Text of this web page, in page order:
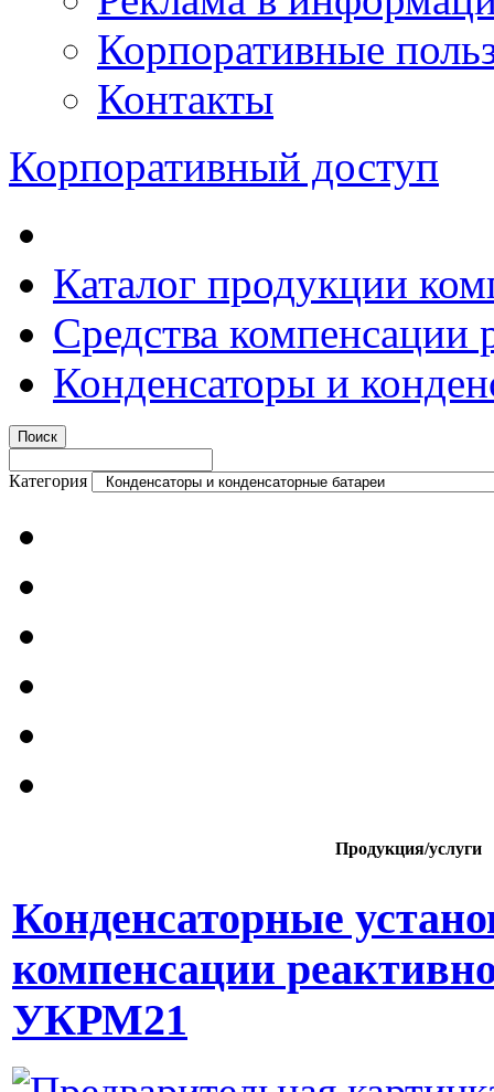
Корпоративные
Контакты
Корпоративный доступ
Каталог продукции
Средства
Конденсаторы и
Категория
Продукция/услуги
Конденсаторные
компенсации
УКРМ21